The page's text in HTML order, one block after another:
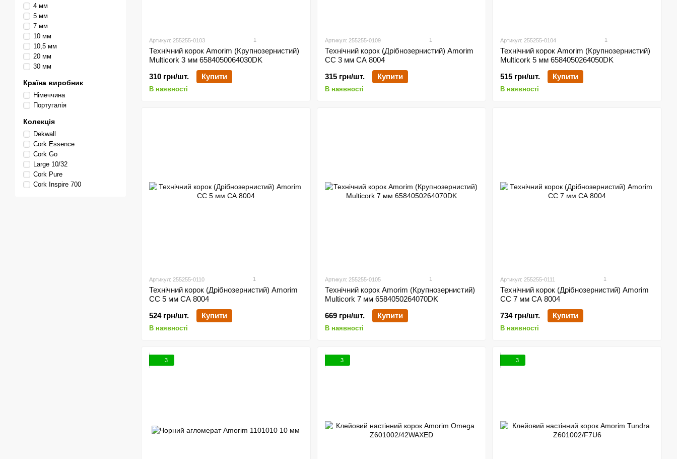
Артикул: 255255-0103 1
Технічний корок Amorim (Крупнозернистий)
Multicork 3 мм 6584050064030DK
310 грн/шт.
Купити
В наявності
Артикул: 255255-0109 1
Технічний корок (Дрібнозернистий) Amorim
CC 3 мм СА 8004
315 грн/шт.
Купити
В наявності
Артикул: 255255-0104 1
Технічний корок Amorim (Крупнозернистий)
Multicork 5 мм 6584050264050DK
515 грн/шт.
Купити
В наявності
Артикул: 255255-0110 1
Технічний корок (Дрібнозернистий) Amorim
CC 5 мм СА 8004
524 грн/шт.
Купити
В наявності
Артикул: 255255-0105 1
Технічний корок Amorim (Крупнозернистий)
Multicork 7 мм 6584050264070DK
669 грн/шт.
Купити
В наявності
Артикул: 255255-0111 1
Технічний корок (Дрібнозернистий) Amorim
CC 7 мм СА 8004
734 грн/шт.
Купити
В наявності
3 3 3
4 мм
5 мм
7 мм
10 мм
10,5 мм
20 мм
30 мм
Країна виробник
Німеччина
Португалія
Колекція
Dekwall
Cork Essence
Cork Go
Large 10/32
Cork Pure
Cork Inspire 700